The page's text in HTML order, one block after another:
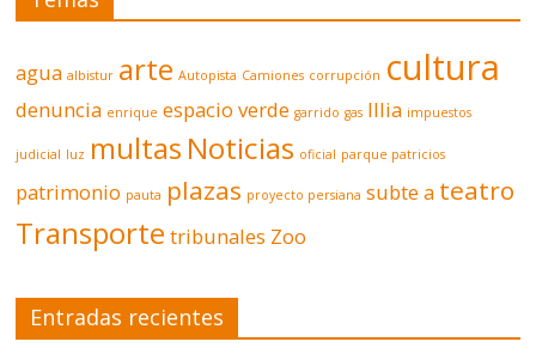
agua albistur arte Autopista Camiones corrupción cultura
denuncia enrique espacio verde garrido gas Illia impuestos
judicial luz multas Noticias oficial parque patricios
patrimonio pauta plazas proyecto persiana subte a teatro
Transporte tribunales Zoo
Entradas recientes